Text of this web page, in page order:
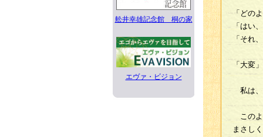
舩井幸雄記念館 桐の家
エヴァ・ビジョン
「どの
「はい
「それ
「大変
私は、
このよ
まさし